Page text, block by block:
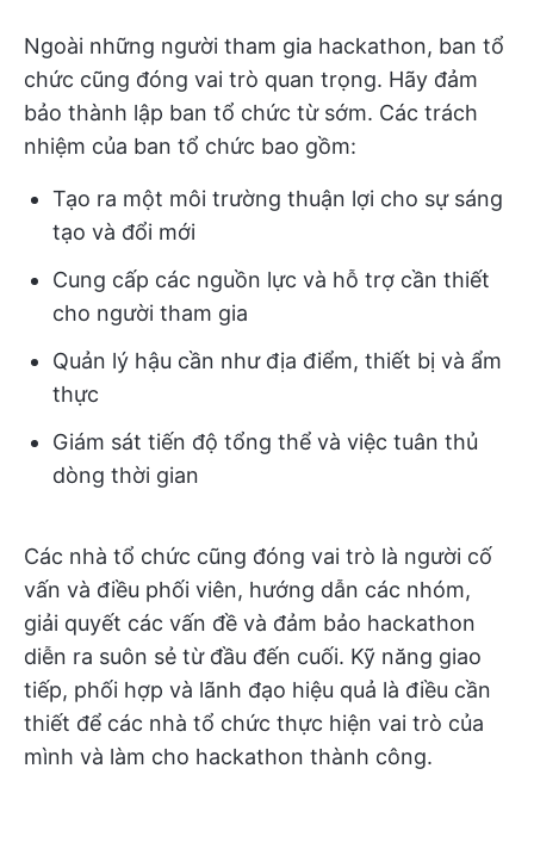
Ngoài những người tham gia hackathon, ban tổ
chức cũng đóng vai trò quan trọng. Hãy đảm
bảo thành lập ban tổ chức từ sớm. Các trách
nhiệm của ban tổ chức bao gồm:
Tạo ra một môi trường thuận lợi cho sự sáng
tạo và đổi mới
Cung cấp các nguồn lực và hỗ trợ cần thiết
cho người tham gia
Quản lý hậu cần như địa điểm, thiết bị và ẩm
thực
Giám sát tiến độ tổng thể và việc tuân thủ
dòng thời gian
Các nhà tổ chức cũng đóng vai trò là người cố
vấn và điều phối viên, hướng dẫn các nhóm,
giải quyết các vấn đề và đảm bảo hackathon
diễn ra suôn sẻ từ đầu đến cuối. Kỹ năng giao
tiếp, phối hợp và lãnh đạo hiệu quả là điều cần
thiết để các nhà tổ chức thực hiện vai trò của
mình và làm cho hackathon thành công.